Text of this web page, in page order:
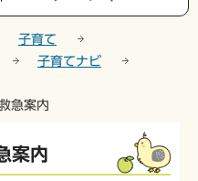
子育て
子育てナビ
急案内
案内